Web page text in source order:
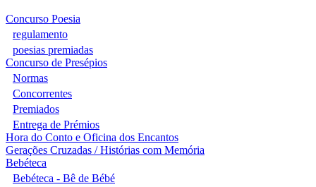
Concurso Poesia
regulamento
poesias premiadas
Concurso de Presépios
Normas
Concorrentes
Premiados
Entrega de Prémios
Hora do Conto e Oficina dos Encantos
Gerações Cruzadas / Histórias com Memória
Bebéteca
Bebéteca - Bê de Bébé